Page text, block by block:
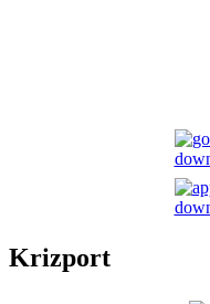
Krizport